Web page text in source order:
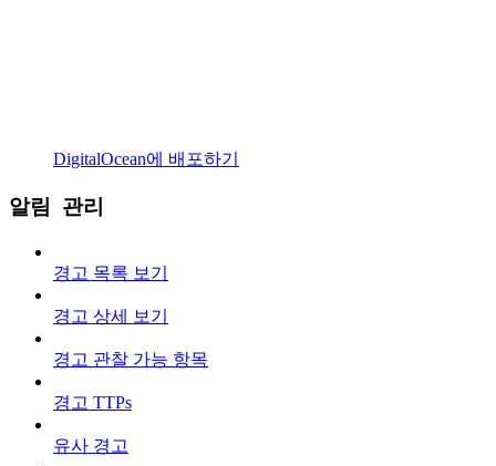
DigitalOcean에 배포하기
알림 관리
경고 목록 보기
경고 상세 보기
경고 관찰 가능 항목
경고 TTPs
유사 경고